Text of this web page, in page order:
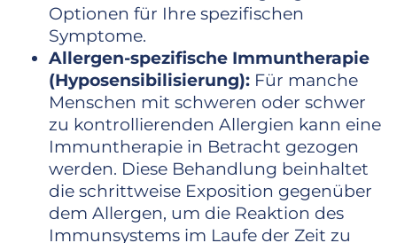
Optionen für Ihre spezifischen
Symptome.
Allergen-spezifische Immuntherapie
(Hyposensibilisierung): Für manche
Menschen mit schweren oder schwer
zu kontrollierenden Allergien kann eine
Immuntherapie in Betracht gezogen
werden. Diese Behandlung beinhaltet
die schrittweise Exposition gegenüber
dem Allergen, um die Reaktion des
Immunsystems im Laufe der Zeit zu